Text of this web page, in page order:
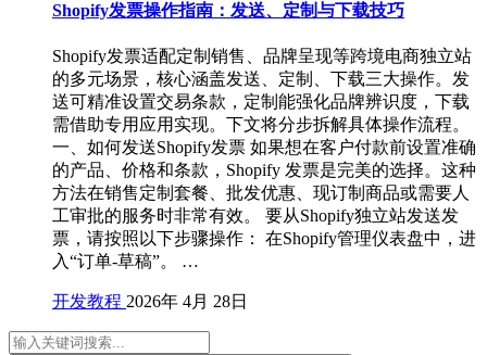
Shopify发票操作指南：发送、定制与下载技巧
Shopify发票适配定制销售、品牌呈现等跨境电商独立站
的多元场景，核心涵盖发送、定制、下载三大操作。发
送可精准设置交易条款，定制能强化品牌辨识度，下载
需借助专用应用实现。下文将分步拆解具体操作流程。
一、如何发送Shopify发票 如果想在客户付款前设置准确
的产品、价格和条款，Shopify 发票是完美的选择。这种
方法在销售定制套餐、批发优惠、现订制商品或需要人
工审批的服务时非常有效。 要从Shopify独立站发送发
票，请按照以下步骤操作： 在Shopify管理仪表盘中，进
入“订单-草稿”。 …
开发教程 2026年 4月 28日